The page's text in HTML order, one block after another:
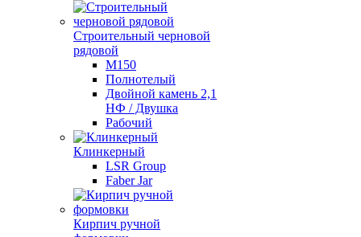
Строительный черновой
рядовой
М150
Полнотелый
Двойной камень 2,1
НФ / Двушка
Рабочий
Клинкерный
LSR Group
Faber Jar
Кирпич ручной